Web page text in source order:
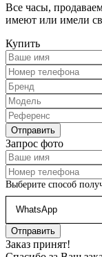
Все часы,
имеют или имели
Купить
Запрос фото
Выберите способ
Заказ принят!